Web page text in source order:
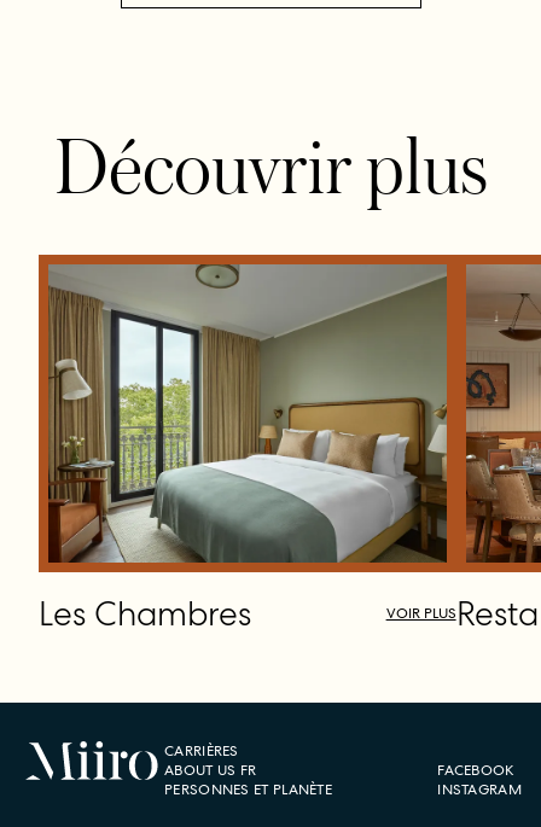
Découvrir plus
Les Chambres VOIR PLUS
CARRIÈRES
ABOUT US FR
PERSONNES ET PLANÈTE
FACEBOOK
INSTAGRAM